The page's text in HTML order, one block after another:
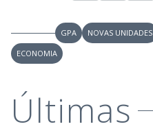
GPA NOVAS UNIDADES
ECONOMIA
Últimas